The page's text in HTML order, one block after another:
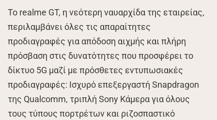
Το realme GT, η νεότερη ναυαρχίδα της εταιρείας,
περιλαμβάνει όλες τις απαραίτητες
προδιαγραφές για απόδοση αιχμής και πλήρη
πρόσβαση στις δυνατότητες που προσφέρει το
δίκτυο 5G μαζί με πρόσθετες εντυπωσιακές
προδιαγραφές: Ισχυρό επεξεργαστή Snapdragon
της Qualcomm, τριπλή Sony Κάμερα για όλους
τους τύπους πορτρέτων και ριζοσπαστικό